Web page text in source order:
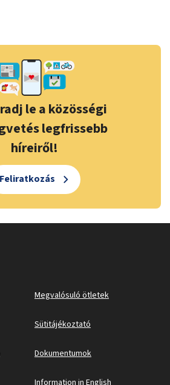
le a közösségi
legfrissebb
híreiről!
Feliratkozás
Megvalósuló ötletek
Sütitájékoztató
Dokumentumok
Information in English